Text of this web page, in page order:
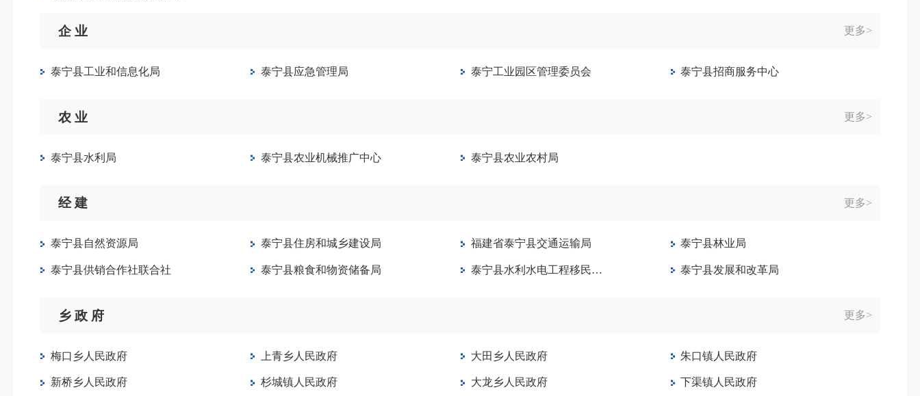
企 业 更多>
泰宁县工业和信息化局 泰宁县应急管理局 泰宁工业园区管理委员会 泰宁县招商服务中心
农 业 更多>
泰宁县水利局 泰宁县农业机械推广中心 泰宁县农业农村局
经 建 更多>
泰宁县自然资源局 泰宁县住房和城乡建设局 福建省泰宁县交通运输局 泰宁县林业局
泰宁县供销合作社联合社 泰宁县粮食和物资储备局 泰宁县水利水电工程移民发展中心 泰宁县发展和改革局
乡 政 府 更多>
梅口乡人民政府 上青乡人民政府 大田乡人民政府 朱口镇人民政府
新桥乡人民政府 杉城镇人民政府 大龙乡人民政府 下渠镇人民政府